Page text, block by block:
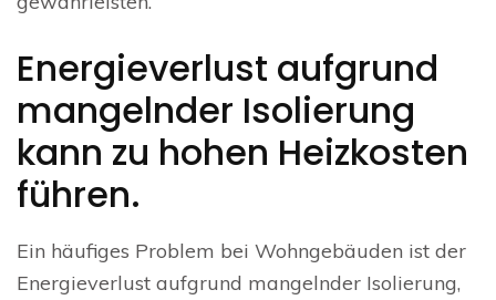
Energieverlust aufgrund
mangelnder Isolierung
kann zu hohen Heizkosten
führen.
Ein häufiges Problem bei Wohngebäuden ist der
Energieverlust aufgrund mangelnder Isolierung,